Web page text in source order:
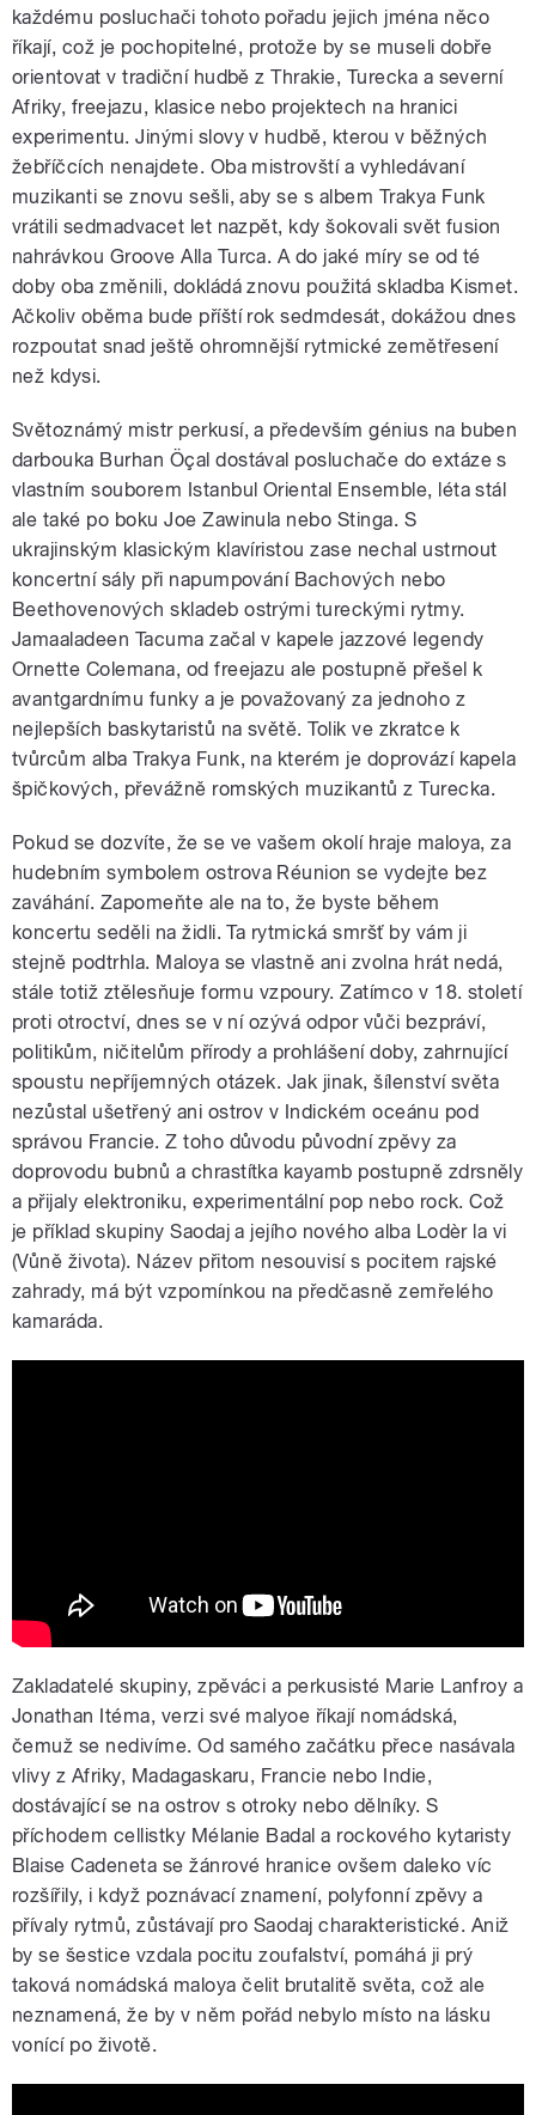
každému posluchači tohoto pořadu jejich jména něco
říkají, což je pochopitelné, protože by se museli dobře
orientovat v tradiční hudbě z Thrakie, Turecka a severní
Afriky, freejazu, klasice nebo projektech na hranici
experimentu. Jinými slovy v hudbě, kterou v běžných
žebříčcích nenajdete. Oba mistrovští a vyhledávaní
muzikanti se znovu sešli, aby se s albem Trakya Funk
vrátili sedmadvacet let nazpět, kdy šokovali svět fusion
nahrávkou Groove Alla Turca. A do jaké míry se od té
doby oba změnili, dokládá znovu použitá skladba Kismet.
Ačkoliv oběma bude příští rok sedmdesát, dokážou dnes
rozpoutat snad ještě ohromnější rytmické zemětřesení
než kdysi.
Světoznámý mistr perkusí, a především génius na buben
darbouka Burhan Öçal dostával posluchače do extáze s
vlastním souborem Istanbul Oriental Ensemble, léta stál
ale také po boku Joe Zawinula nebo Stinga. S
ukrajinským klasickým klavíristou zase nechal ustrnout
koncertní sály při napumpování Bachových nebo
Beethovenových skladeb ostrými tureckými rytmy.
Jamaaladeen Tacuma začal v kapele jazzové legendy
Ornette Colemana, od freejazu ale postupně přešel k
avantgardnímu funky a je považovaný za jednoho z
nejlepších baskytaristů na světě. Tolik ve zkratce k
tvůrcům alba Trakya Funk, na kterém je doprovází kapela
špičkových, převážně romských muzikantů z Turecka.
Pokud se dozvíte, že se ve vašem okolí hraje maloya, za
hudebním symbolem ostrova Réunion se vydejte bez
zaváhání. Zapomeňte ale na to, že byste během
koncertu seděli na židli. Ta rytmická smršť by vám ji
stejně podtrhla. Maloya se vlastně ani zvolna hrát nedá,
stále totiž ztělesňuje formu vzpoury. Zatímco v 18. století
proti otroctví, dnes se v ní ozývá odpor vůči bezpráví,
politikům, ničitelům přírody a prohlášení doby, zahrnující
spoustu nepříjemných otázek. Jak jinak, šílenství světa
nezůstal ušetřený ani ostrov v Indickém oceánu pod
správou Francie. Z toho důvodu původní zpěvy za
doprovodu bubnů a chrastítka kayamb postupně zdrsněly
a přijaly elektroniku, experimentální pop nebo rock. Což
je příklad skupiny Saodaj a jejího nového alba Lodèr la vi
(Vůně života). Název přitom nesouvisí s pocitem rajské
zahrady, má být vzpomínkou na předčasně zemřelého
kamaráda.
Zakladatelé skupiny, zpěváci a perkusisté Marie Lanfroy a
Jonathan Itéma, verzi své malyoe říkají nomádská,
čemuž se nedivíme. Od samého začátku přece nasávala
vlivy z Afriky, Madagaskaru, Francie nebo Indie,
dostávající se na ostrov s otroky nebo dělníky. S
příchodem cellistky Mélanie Badal a rockového kytaristy
Blaise Cadeneta se žánrové hranice ovšem daleko víc
rozšířily, i když poznávací znamení, polyfonní zpěvy a
přívaly rytmů, zůstávají pro Saodaj charakteristické. Aniž
by se šestice vzdala pocitu zoufalství, pomáhá ji prý
taková nomádská maloya čelit brutalitě světa, což ale
neznamená, že by v něm pořád nebylo místo na lásku
vonící po životě.